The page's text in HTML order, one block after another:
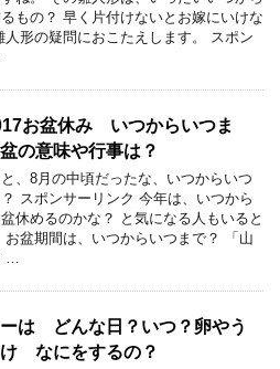
もの？ 早く片付けないとお嫁にいけな
形の疑問におこたえします。 スポン
お盆休み いつからいつま
意味や行事は？
、8月の中頃だったな、いつからいつ
スポンサーリンク 今年は、いつから
休めるのかな？ と気になる人もいると
お盆期間は、いつからいつまで？ 「山
…
は どんな日？いつ？卵やう
け なにをするの？